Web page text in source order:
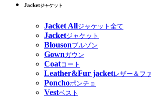
Jacketジャケット
Jacket Allジャケット全て
Jacketジャケット
Blousonブルゾン
Gownガウン
Coatコート
Leather&Fur jacketレザー＆フ
Ponchoポンチョ
Vestベスト